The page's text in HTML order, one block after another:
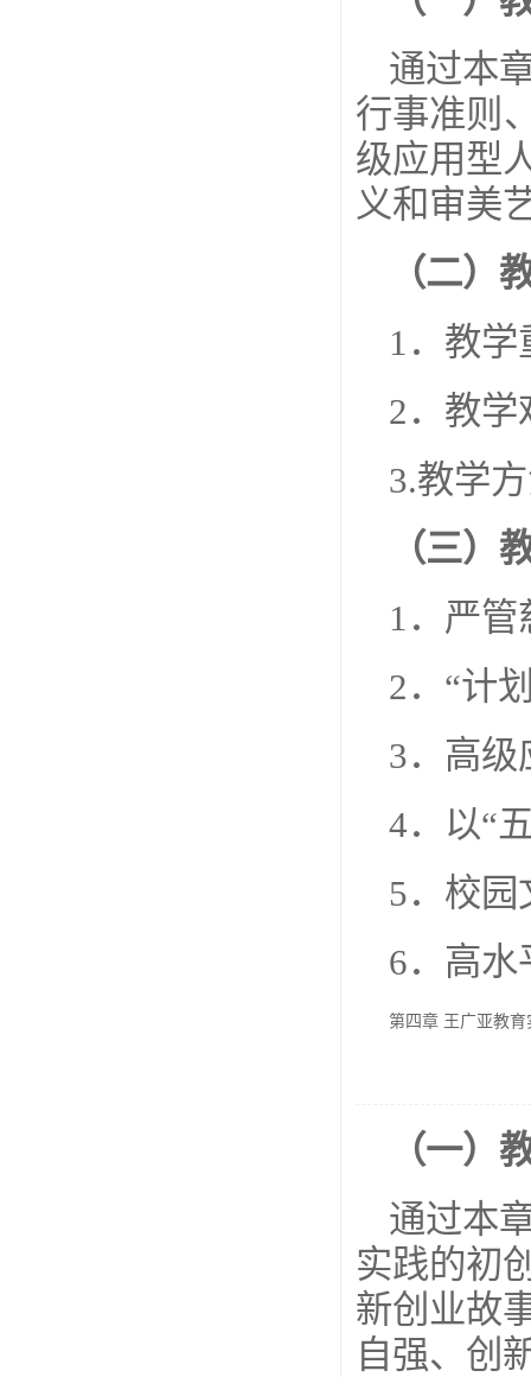
通过本
行事准则
级应用型
义和审美
（二）
1．教
2．教学
3.教学
（三）
1．严管
2．“计
3．高级
4．以“
5．校园
6．高水
第四章 王广亚教育
（一）
通过本
实践的初
新创业故
自强、创